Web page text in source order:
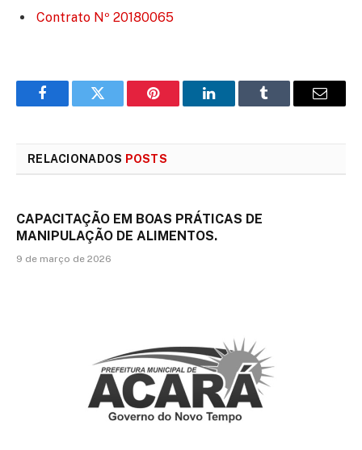
Contrato Nº 20180065
FacebookTwitter Pinterest LinkedInTumblr
E-
RELACIONADOS POSTS
CAPACITAÇÃO EM BOAS PRÁTICAS DE
MANIPULAÇÃO DE ALIMENTOS.
9 de março de 2026